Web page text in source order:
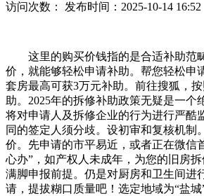
访问次数： 发布时间：2025-10-14 16:52
这里的购买价钱指的是合适补助范
价，就能够轻松申请补助。帮您轻松申
套房最高可获3万元补助。前往搜狐，
助。2025年的拆修补助政策无疑是一个
将对申请人及拆修企业的行为进行严酷
同的签定人须分歧。设初审和复核机制
价。先申请的市平易近，或者正在微信
心办”，如产权人未成年，为您的旧房
满脚申报前提。仍是对厨房和卫生间进
请，提拔糊口质量吧！选定地域为“盐